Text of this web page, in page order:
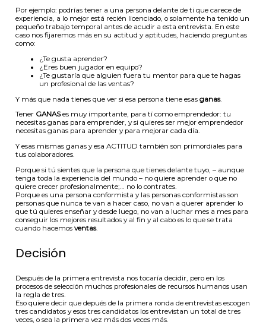
Por ejemplo: podrías tener a una persona delante de ti que carece de
experiencia, a lo mejor está recién licenciado, o solamente ha tenido un
pequeño trabajo temporal antes de acudir a esta entrevista. En este
caso nos fijaremos más en su actitud y aptitudes, haciendo preguntas
como:
¿Te gusta aprender?
¿Eres buen jugador en equipo?
¿Te gustaría que alguien fuera tu mentor para que te hagas
un profesional de las ventas?
Y más que nada tienes que ver si esa persona tiene esasganas.
Tener GANASes muy importante, para tí como emprendedor: tu
necesitas ganas para emprender, y si quieres ser mejor emprendedor
necesitas ganas para aprender y para mejorar cada día.
Y esas mismas ganas y esa ACTITUD también son primordiales para
tus colaboradores.
Porque si tú sientes que la persona que tienes delante tuyo, – aunque
tenga toda la experiencia del mundo – no quiere aprender o que no
quiere crecer profesionalmente;… no lo contrates.
Porque es una persona conformista y las personas conformistas son
personas que nunca te van a hacer caso, no van a querer aprender lo
que tú quieres enseñar y desde luego, no van a luchar mes a mes para
conseguir los mejores resultados y al fin y al cabo es lo que se trata
cuando hacemosventas.
Decisión
Después de la primera entrevista nos tocaría decidir, pero en los
procesos de selección muchos profesionales de recursos humanos usan
la regla de tres.
Eso quiere decir que depués de la primera ronda de entrevistas escogen
tres candidatos y esos tres candidatos los entrevistan un total de tres
veces, o sea la primera vez más dos veces más.